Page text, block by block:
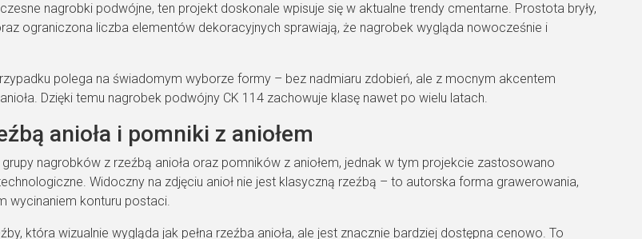
nagrobki podwójne, ten projekt doskonale wpisuje się w aktualne trendy cmentarne. Prostota bryły,
ograniczona liczba elementów dekoracyjnych sprawiają, że nagrobek wygląda nowocześnie i
polega na świadomym wyborze formy – bez nadmiaru zdobień, ale z mocnym akcentem
Dzięki temu nagrobek podwójny CK 114 zachowuje klasę nawet po wielu latach.
anioła i pomniki z aniołem
nagrobków z rzeźbą anioła oraz pomników z aniołem, jednak w tym projekcie zastosowano
Widoczny na zdjęciu anioł nie jest klasyczną rzeźbą – to autorska forma grawerowania,
wycinaniem konturu postaci.
która wizualnie wygląda jak pełna rzeźba anioła, ale jest znacznie bardziej dostępna cenowo. To